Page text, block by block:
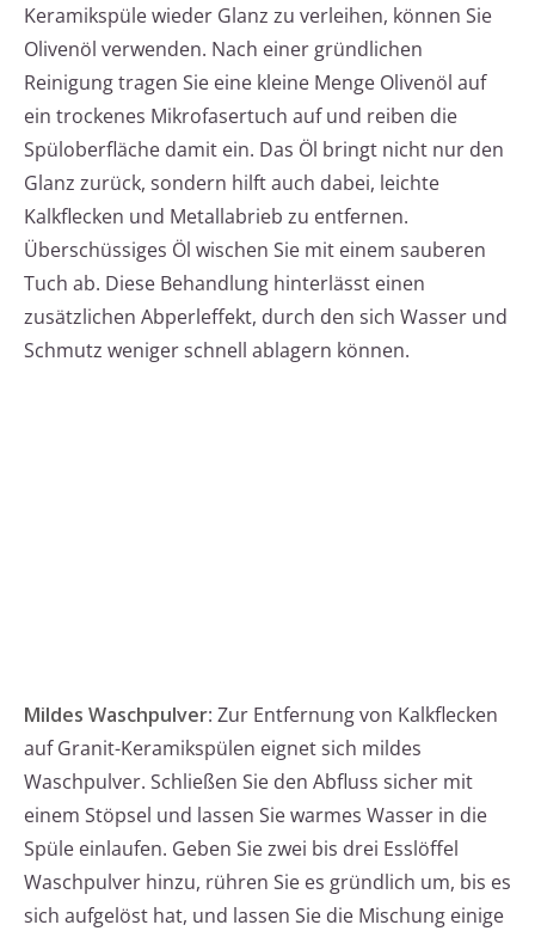
Keramikspüle wieder Glanz zu verleihen, können Sie
Olivenöl verwenden. Nach einer gründlichen
Reinigung tragen Sie eine kleine Menge Olivenöl auf
ein trockenes Mikrofasertuch auf und reiben die
Spüloberfläche damit ein. Das Öl bringt nicht nur den
Glanz zurück, sondern hilft auch dabei, leichte
Kalkflecken und Metallabrieb zu entfernen.
Überschüssiges Öl wischen Sie mit einem sauberen
Tuch ab. Diese Behandlung hinterlässt einen
zusätzlichen Abperleffekt, durch den sich Wasser und
Schmutz weniger schnell ablagern können.
Mildes Waschpulver: Zur Entfernung von Kalkflecken
auf Granit-Keramikspülen eignet sich mildes
Waschpulver. Schließen Sie den Abfluss sicher mit
einem Stöpsel und lassen Sie warmes Wasser in die
Spüle einlaufen. Geben Sie zwei bis drei Esslöffel
Waschpulver hinzu, rühren Sie es gründlich um, bis es
sich aufgelöst hat, und lassen Sie die Mischung einige